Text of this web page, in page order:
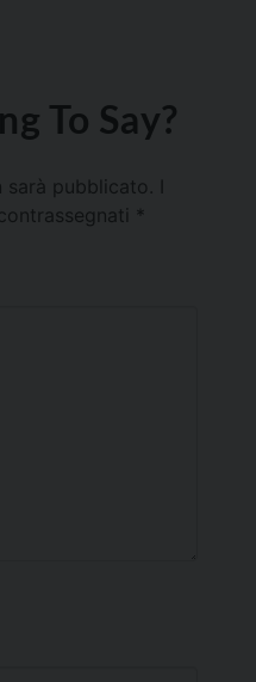
To Say?
sarà pubblicato.
*